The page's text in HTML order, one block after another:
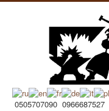
0505707090 0966687527